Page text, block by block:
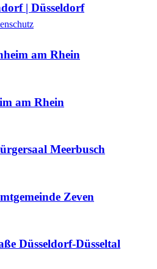
| Düsseldorf
am Rhein
am Rhein
Meerbusch
Zeven
Düsseldorf-Düsseltal